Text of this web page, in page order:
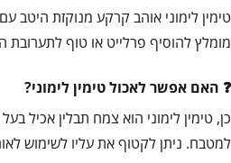
טימין לימוני אוהב קרקע מנוקזת היטב
מומלץ להוסיף פרלייט או טוף לתערובת
האם אפשר לאכול טימין לימוני?
כן, טימין לימוני הוא צמח תבלין אכיל
למטבח. ניתן לקטוף את עליו לשימוש